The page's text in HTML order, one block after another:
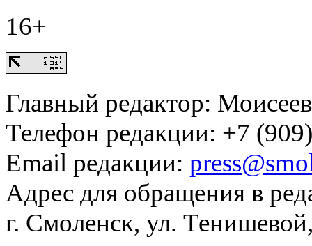
16+
Главный редактор:
Телефон редакции: +7
Email редакции:
Адрес для обращения в
г. Смоленск, ул.